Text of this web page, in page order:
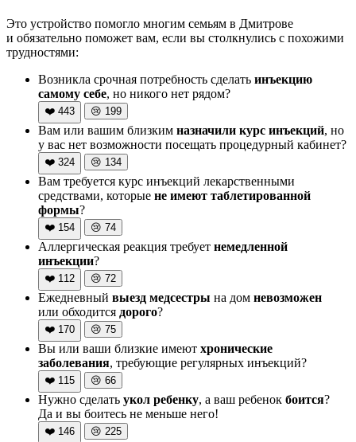
Это устройство помогло многим семьям в Дмитрове
и обязательно поможет вам, если вы столкнулись с похожими
трудностями:
Возникла срочная потребность сделать инъекцию
самому себе, но никого нет рядом?
❤️ 443 😢 199
Вам или вашим близким назначили курс инъекций, но
у вас нет возможности посещать процедурный кабинет?
❤️ 324 😢 134
Вам требуется курс инъекций лекарственными
средствами, которые не имеют таблетированной
формы?
❤️ 154 😢 74
Аллергическая реакция требует немедленной
инъекции?
❤️ 112 😢 72
Ежедневный выезд медсестры на дом невозможен
или обходится дорого?
❤️ 170 😢 75
Вы или ваши близкие имеют хронические
заболевания, требующие регулярных инъекций?
❤️ 115 😢 66
Нужно сделать укол ребенку, а ваш ребенок боится?
Да и вы боитесь не меньше него!
❤️ 146 😢 225